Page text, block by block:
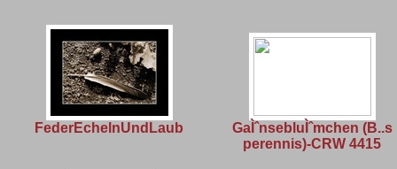
FederEchelnUndLaub
GaÌˆnsebluÌˆmchen (B..s
perennis)-CRW 4415